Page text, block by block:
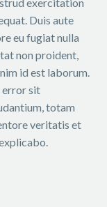
Duis aute
eu fugiat nulla
non proident,
id est laborum.
error sit
totam
veritatis et